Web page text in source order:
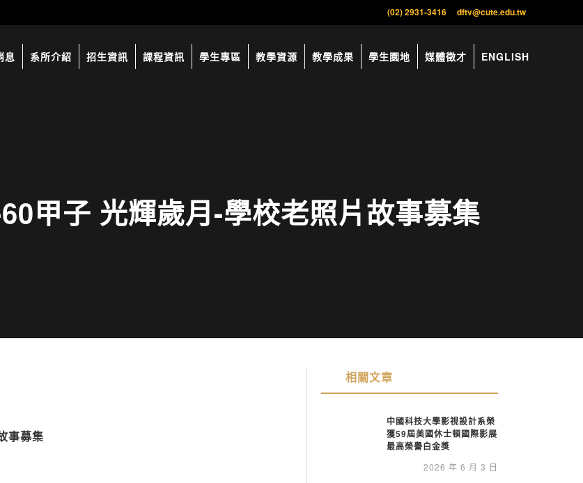
(02) 2931-3416 dftv@cute.edu.tw
息 系所介紹 招生資訊 課程資訊 學生專區 教學資源 教學成果 學生園地 媒體徵才 ENGLISH
甲子 光輝歲月-學校老照片故事募集
事募集
相關文章
中國科技大學影視設計系榮
獲59屆美國休士頓國際影展
最高榮譽白金獎
2026 年 6 月 3 日